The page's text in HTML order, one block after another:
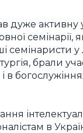
активну
семінарії,
семінаристи
брали
в